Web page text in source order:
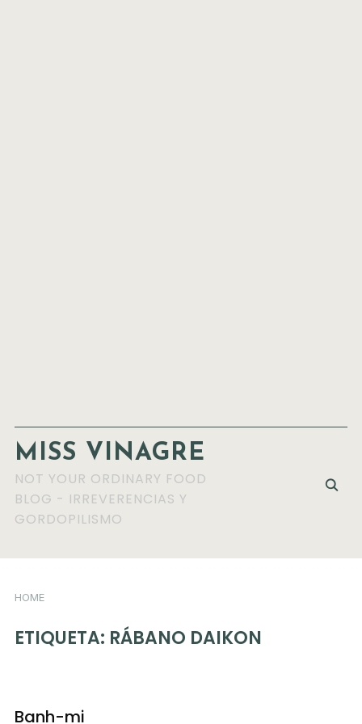
MISS VINAGRE
NOT YOUR ORDINARY FOOD
BLOG - IRREVERENCIAS Y
GORDOPILISMO
HOME
ETIQUETA: RÁBANO DAIKON
Banh-mi